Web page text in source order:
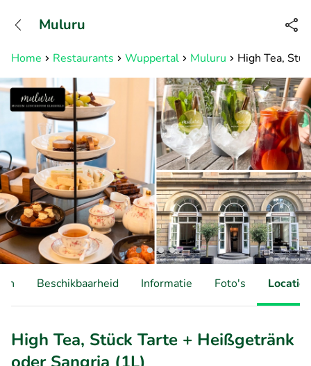
Bereikbaar tot 23:00 uur
Home Restaurants Wuppertal Muluru High Tea,
Muluru
Beschikbaarheid Informatie Foto's Locatie
High Tea, Stück Tarte + Heißgetränk